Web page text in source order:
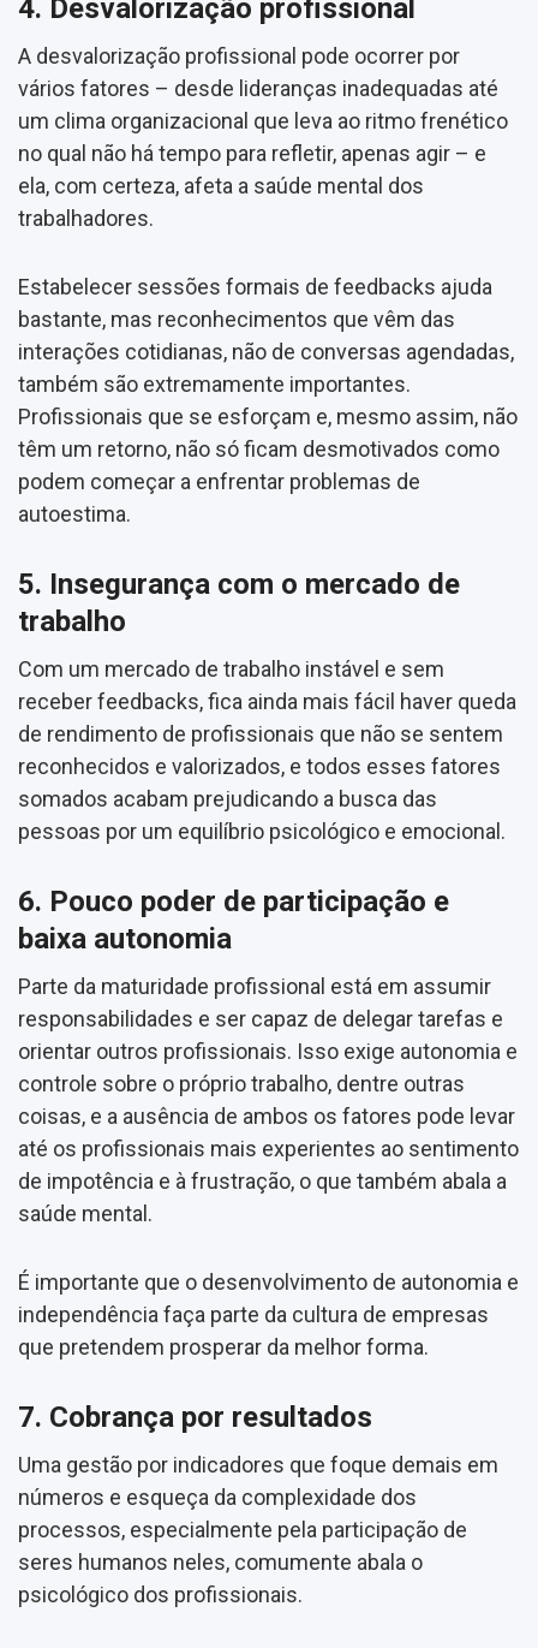
4. Desvalorização profissional
A desvalorização profissional pode ocorrer por
vários fatores – desde lideranças inadequadas até
um clima organizacional que leva ao ritmo frenético
no qual não há tempo para refletir, apenas agir – e
ela, com certeza, afeta a saúde mental dos
trabalhadores.
Estabelecer sessões formais de feedbacks ajuda
bastante, mas reconhecimentos que vêm das
interações cotidianas, não de conversas agendadas,
também são extremamente importantes.
Profissionais que se esforçam e, mesmo assim, não
têm um retorno, não só ficam desmotivados como
podem começar a enfrentar problemas de
autoestima.
5. Insegurança com o mercado de
trabalho
Com um mercado de trabalho instável e sem
receber feedbacks, fica ainda mais fácil haver queda
de rendimento de profissionais que não se sentem
reconhecidos e valorizados, e todos esses fatores
somados acabam prejudicando a busca das
pessoas por um equilíbrio psicológico e emocional.
6. Pouco poder de participação e
baixa autonomia
Parte da maturidade profissional está em assumir
responsabilidades e ser capaz de delegar tarefas e
orientar outros profissionais. Isso exige autonomia e
controle sobre o próprio trabalho, dentre outras
coisas, e a ausência de ambos os fatores pode levar
até os profissionais mais experientes ao sentimento
de impotência e à frustração, o que também abala a
saúde mental.
É importante que o desenvolvimento de autonomia e
independência faça parte da cultura de empresas
que pretendem prosperar da melhor forma.
7. Cobrança por resultados
Uma gestão por indicadores que foque demais em
números e esqueça da complexidade dos
processos, especialmente pela participação de
seres humanos neles, comumente abala o
psicológico dos profissionais.